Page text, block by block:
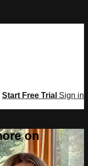
Start Free Trial Sign in
on